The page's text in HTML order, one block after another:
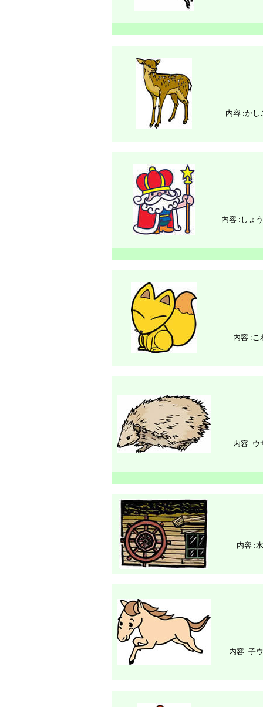
内容 :かし
内容 : しょ
内容 :こ
内容 :ウ
内容 :
内容 :子